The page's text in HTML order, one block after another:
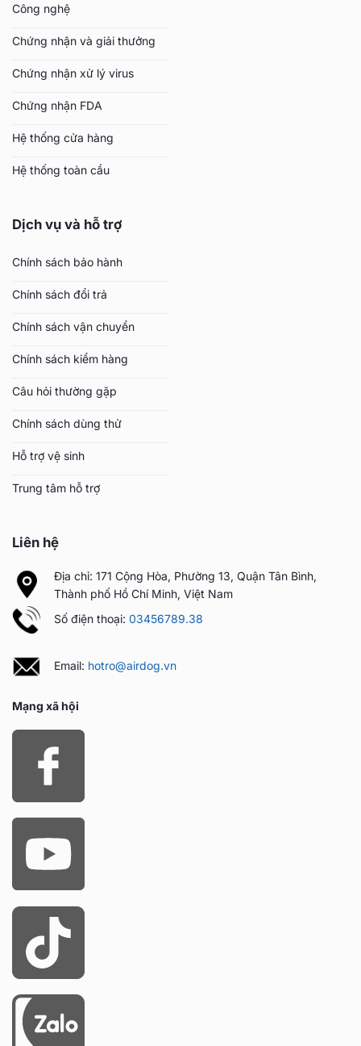
Công nghệ
Chứng nhận và giải thưởng
Chứng nhận xử lý virus
Chứng nhận FDA
Hệ thống cửa hàng
Hệ thống toàn cầu
Dịch vụ và hỗ trợ
Chính sách bảo hành
Chính sách đổi trả
Chính sách vận chuyển
Chính sách kiểm hàng
Câu hỏi thường gặp
Chính sách dùng thử
Hỗ trợ vệ sinh
Trung tâm hỗ trợ
Liên hệ
Địa chỉ: 171 Cộng Hòa, Phường 13, Quận Tân Bình,
Thành phố Hồ Chí Minh, Việt Nam
Số điện thoại: 03456789.38
Email: hotro@airdog.vn
Mạng xã hội